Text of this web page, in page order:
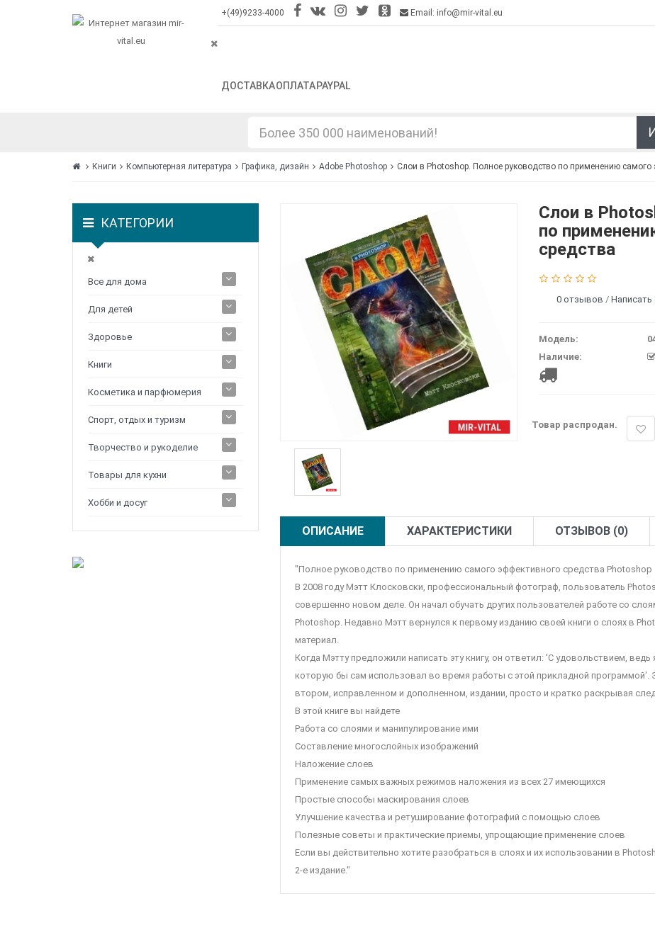
+(49)9233-4000 Email: info@mir-vital.eu
ДОСТАВКАОПЛАТАPAYPAL
Книги Компьютерная литература Графика, дизайн Adobe Photoshop Слои в Photoshop. Полное руководство по применению самого
КАТЕГОРИИ
Все для дома
Для детей
Здоровье
Книги
Косметика и парфюмерия
Спорт, отдых и туризм
Творчество и рукоделие
Товары для кухни
Хобби и досуг
Слои в
по
средства
0 отзывов /
Модель:
Наличие:
Товар распродан.
ОПИСАНИЕ ХАРАКТЕРИСТИКИ ОТЗЫВОВ (0)
"Полное руководство по применению самого эффективного средства Photoshop
В 2008 году Мэтт Клосковски, профессиональный фотограф, пользователь
совершенно новом деле. Он начал обучать других пользователей работе со
Photoshop. Недавно Мэтт вернулся к первому изданию своей книги о слоях в
материал.
Когда Мэтту предложили написать эту книгу, он ответил: 'С удовольствием, ведь
которую бы сам использовал во время работы с этой прикладной программой'.
втором, исправленном и дополненном, издании, просто и кратко раскрывая
В этой книге вы найдете
Работа со слоями и манипулирование ими
Составление многослойных изображений
Наложение слоев
Применение самых важных режимов наложения из всех 27 имеющихся
Простые способы маскирования слоев
Улучшение качества и ретуширование фотографий с помощью слоев
Полезные советы и практические приемы, упрощающие применение слоев
Если вы действительно хотите разобраться в слоях и их использовании в
2-е издание."